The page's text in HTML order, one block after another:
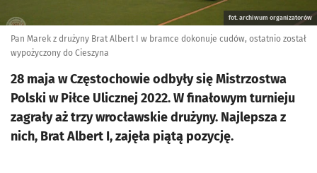
fot. archiwum organizatorów
Pan Marek z drużyny Brat Albert I w bramce dokonuje cudów, ostatnio został
wypożyczony do Cieszyna
28 maja w Częstochowie odbyły się Mistrzostwa
Polski w Piłce Ulicznej 2022. W finałowym turnieju
zagrały aż trzy wrocławskie drużyny. Najlepsza z
nich, Brat Albert I, zajęła piątą pozycję.